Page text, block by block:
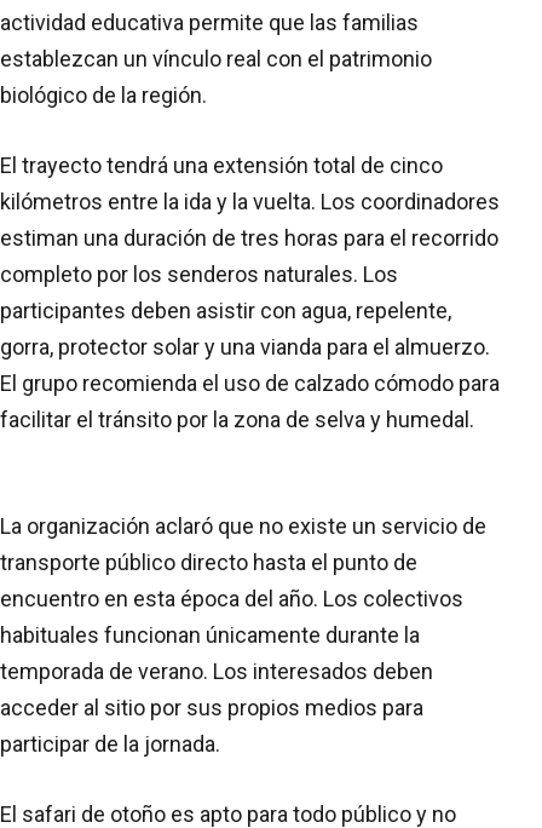
actividad educativa permite que las familias
establezcan un vínculo real con el patrimonio
biológico de la región.
El trayecto tendrá una extensión total de cinco
kilómetros entre la ida y la vuelta. Los coordinadores
estiman una duración de tres horas para el recorrido
completo por los senderos naturales. Los
participantes deben asistir con agua, repelente,
gorra, protector solar y una vianda para el almuerzo.
El grupo recomienda el uso de calzado cómodo para
facilitar el tránsito por la zona de selva y humedal.
La organización aclaró que no existe un servicio de
transporte público directo hasta el punto de
encuentro en esta época del año. Los colectivos
habituales funcionan únicamente durante la
temporada de verano. Los interesados deben
acceder al sitio por sus propios medios para
participar de la jornada.
El safari de otoño es apto para todo público y no